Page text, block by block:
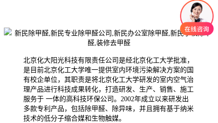
北京化大阳光科技有限责任公司是经北京化工大学批准，
是目前北京化工大学唯一提供室内环境污染解决方案的国
有校企单位，其职责是将北京化工大学研发的室内空气治
理产品进行科技成果转化，打造研发、生产、销售、施工
服务于 一体的高科技环保公司。2002年成立以来研发出
多款专利产品，包括除甲醛、除异味，并且拥有基于纳米
技术的低分子缩合媒和生物触媒。